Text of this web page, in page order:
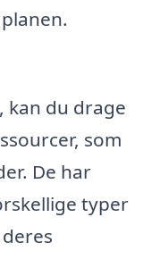
kan du drage
som
De har
typer